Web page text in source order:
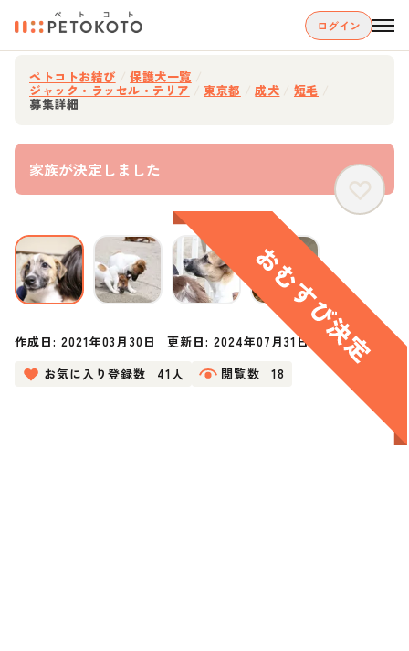
ログイン
ペトコトお結び 保護犬一覧
ジャック・ラッセル・テリア 東京都 成犬 短毛
募集詳細
家族が決定しました
作成日:2021年03月30日 更新日: 2024年07月31日
お気に入り登録数
41人 閲覧数 18